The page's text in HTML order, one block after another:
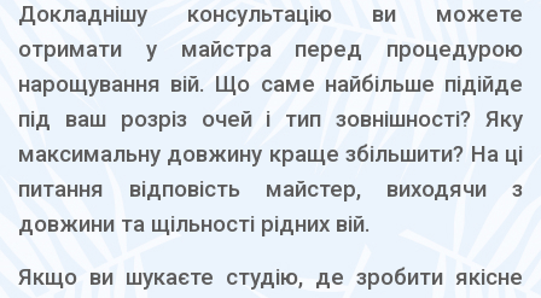
Докладнішу консультацію ви можете
отримати у майстра перед процедурою
нарощування вій. Що саме найбільше підійде
під ваш розріз очей і тип зовнішності? Яку
максимальну довжину краще збільшити? На ці
питання відповість майстер, виходячи з
довжини та щільності рідних вій.
Якщо ви шукаєте студію, де зробити якісне